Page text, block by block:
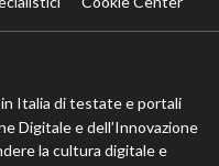
Italia di testate e portali
Digitale e dell’Innovazione
la cultura digitale e